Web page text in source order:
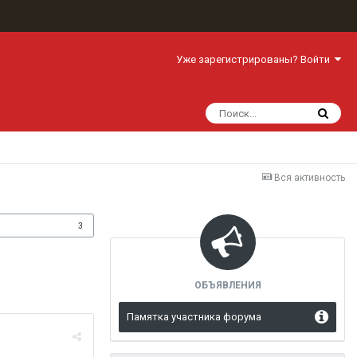
Уже зарегистрированы? Войти
Вся активность
3
ОБЪЯВЛЕНИЯ
Памятка участника форума